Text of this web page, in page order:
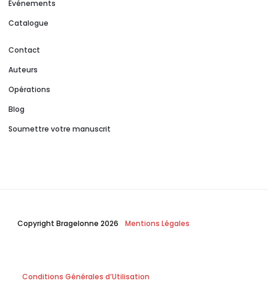
Événements
Catalogue
Contact
Auteurs
Opérations
Blog
Soumettre votre manuscrit
Copyright Bragelonne 2026 Mentions Légales
Conditions Générales d’Utilisation